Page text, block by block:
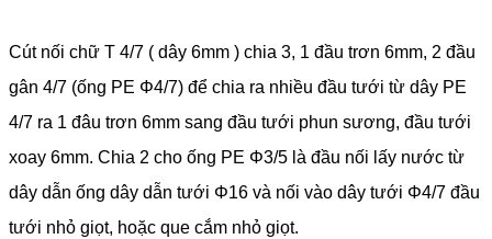
Cút nối chữ T 4/7 ( dây 6mm ) chia 3, 1 đầu trơn 6mm, 2 đầu
gân 4/7 (ống PE Φ4/7) để chia ra nhiều đầu tưới từ dây PE
4/7 ra 1 đâu trơn 6mm sang đầu tưới phun sương, đầu tưới
xoay 6mm. Chia 2 cho ống PE Φ3/5 là đầu nối lấy nước từ
dây dẫn ống dây dẫn tưới Φ16 và nối vào dây tưới Φ4/7 đầu
tưới nhỏ giọt, hoặc que cắm nhỏ giọt.